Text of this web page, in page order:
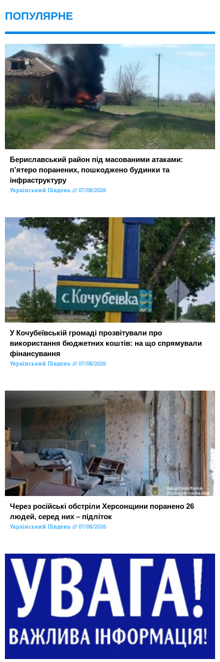
ПОПУЛЯРНЕ
Бериславський район під масованими атаками:
п’ятеро поранених, пошкоджено будинки та
інфраструктуру
Український Південь 07/08/2026
У Кочубеївській громаді прозвітували про
використання бюджетних коштів: на що спрямували
фінансування
Український Південь 07/08/2026
Через російські обстріли Херсонщини поранено 26
людей, серед них – підліток
Український Південь 07/08/2026